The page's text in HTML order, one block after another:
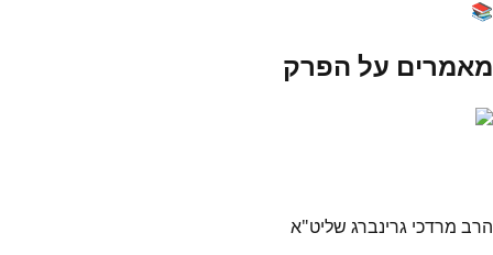
📚
מאמרים על הפרק
הרב מרדכי גרינברג שליט"א